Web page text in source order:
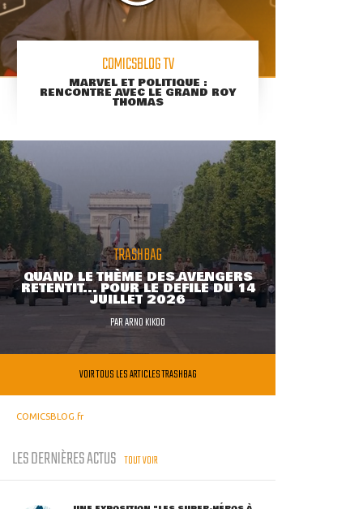
COMICSBLOG TV
MARVEL ET POLITIQUE :
RENCONTRE AVEC LE GRAND ROY
THOMAS
TRASHBAG
QUAND LE THÈME DES AVENGERS
RETENTIT... POUR LE DÉFILÉ DU 14
JUILLET 2026
PARARNO KIKOO
VOIR TOUS LES ARTICLES TRASHBAG
COMICSBLOG.fr
LES DERNIÈRES ACTUS TOUT VOIR